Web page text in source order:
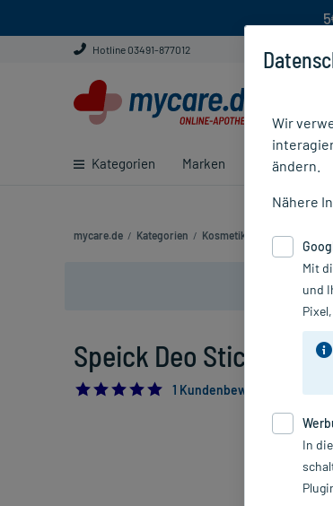
Hotline 03491-877012
Kategorien Marken Ratgeber
mycare.de / Kategorien / Kosmetik
Speick Deo Stick, 40 ml
5.0
1 Kundenbewertung*
Wir
ändern.
Nähere
Mit
und
In